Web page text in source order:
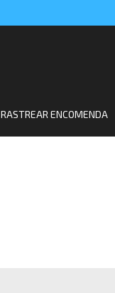
RASTREAR ENCOMENDA